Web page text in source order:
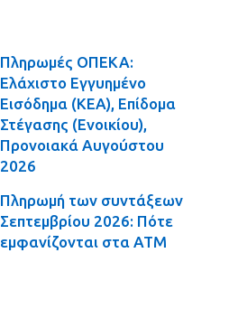
Πληρωμές ΟΠΕΚΑ:
Ελάχιστο Εγγυημένο
Εισόδημα (ΚΕΑ), Επίδομα
Στέγασης (Ενοικίου),
Προνοιακά Αυγούστου
2026
Πληρωμή των συντάξεων
Σεπτεμβρίου 2026: Πότε
εμφανίζονται στα ΑΤΜ